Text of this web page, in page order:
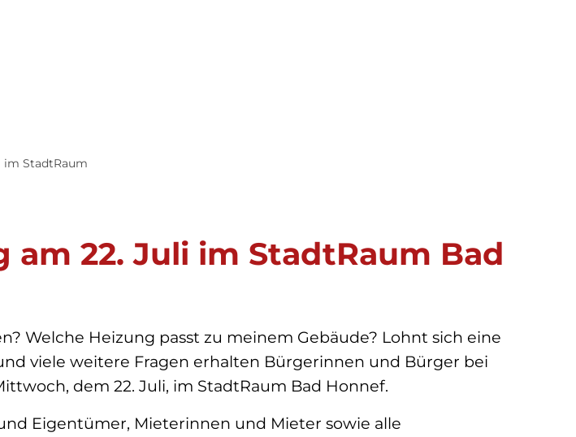
im StadtRaum
22. Juli im StadtRaum Bad
Welche Heizung passt zu meinem Gebäude? Lohnt sich eine
viele weitere Fragen erhalten Bürgerinnen und Bürger bei
dem 22. Juli, im StadtRaum Bad Honnef.
Eigentümer, Mieterinnen und Mieter sowie alle